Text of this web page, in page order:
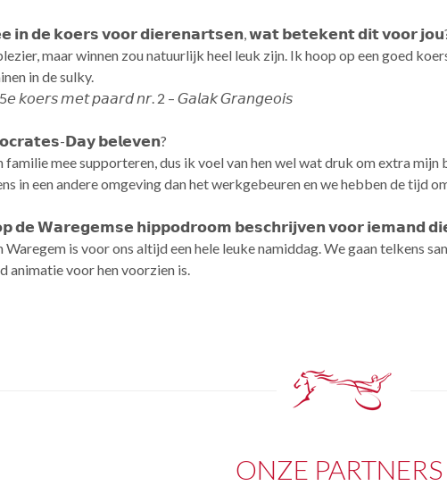
𝗶𝗻 𝗱𝗲 𝗸𝗼𝗲𝗿𝘀 𝘃𝗼𝗼𝗿 𝗱𝗶𝗲𝗿𝗲𝗻𝗮𝗿𝘁𝘀𝗲𝗻, 𝘄𝗮𝘁 𝗯𝗲𝘁𝗲𝗸𝗲𝗻𝘁 𝗱𝗶𝘁 𝘃𝗼𝗼𝗿
maar winnen zou natuurlijk heel leuk zijn. Ik hoop op een goed
in de sulky.
𝘬𝘰𝘦𝘳𝘴 𝘮𝘦𝘵 𝘱𝘢𝘢𝘳𝘥 𝘯𝘳. 2 – 𝘎𝘢𝘭𝘢𝘬 𝘎𝘳𝘢𝘯𝘨𝘦𝘰𝘪𝘴
𝗗𝗮𝘆 𝗯𝗲𝗹𝗲𝘃𝗲𝗻?
familie mee supporteren, dus ik voel van hen wel wat druk om extra
in een andere omgeving dan het werkgebeuren en we hebben de tijd
𝗱𝗲 𝗪𝗮𝗿𝗲𝗴𝗲𝗺𝘀𝗲 𝗵𝗶𝗽𝗽𝗼𝗱𝗿𝗼𝗼𝗺 𝗯𝗲𝘀𝗰𝗵𝗿𝗶𝗷𝘃𝗲𝗻 𝘃𝗼𝗼𝗿 𝗶𝗲𝗺𝗮𝗻𝗱
Waregem is voor ons altijd een hele leuke namiddag. We gaan telkens
animatie voor hen voorzien is.
ONZE PARTNERS